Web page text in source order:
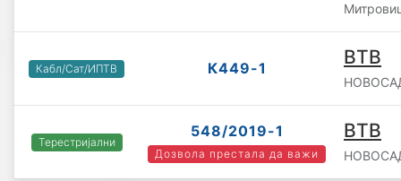
Кабл/Сат/ИПТВ К449-1 ВТВ
Терестријални
548/2019-1
Дозвола престала да важи
ВТВ